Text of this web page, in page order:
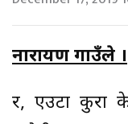
नारायण गाउँले ।
र, एउटा कुरा के